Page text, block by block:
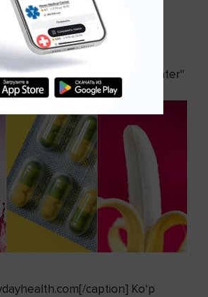
davolash
align="aligncenter"
caption] Ko‘p